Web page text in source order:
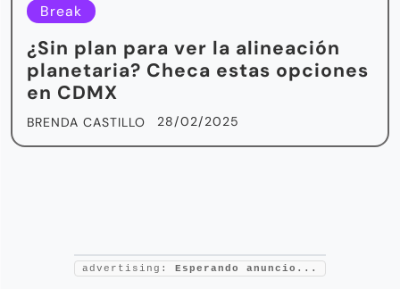
Break
¿Sin plan para ver la alineación
planetaria? Checa estas opciones
en CDMX
BRENDA CASTILLO 28/02/2025
advertising: Esperando anuncio...